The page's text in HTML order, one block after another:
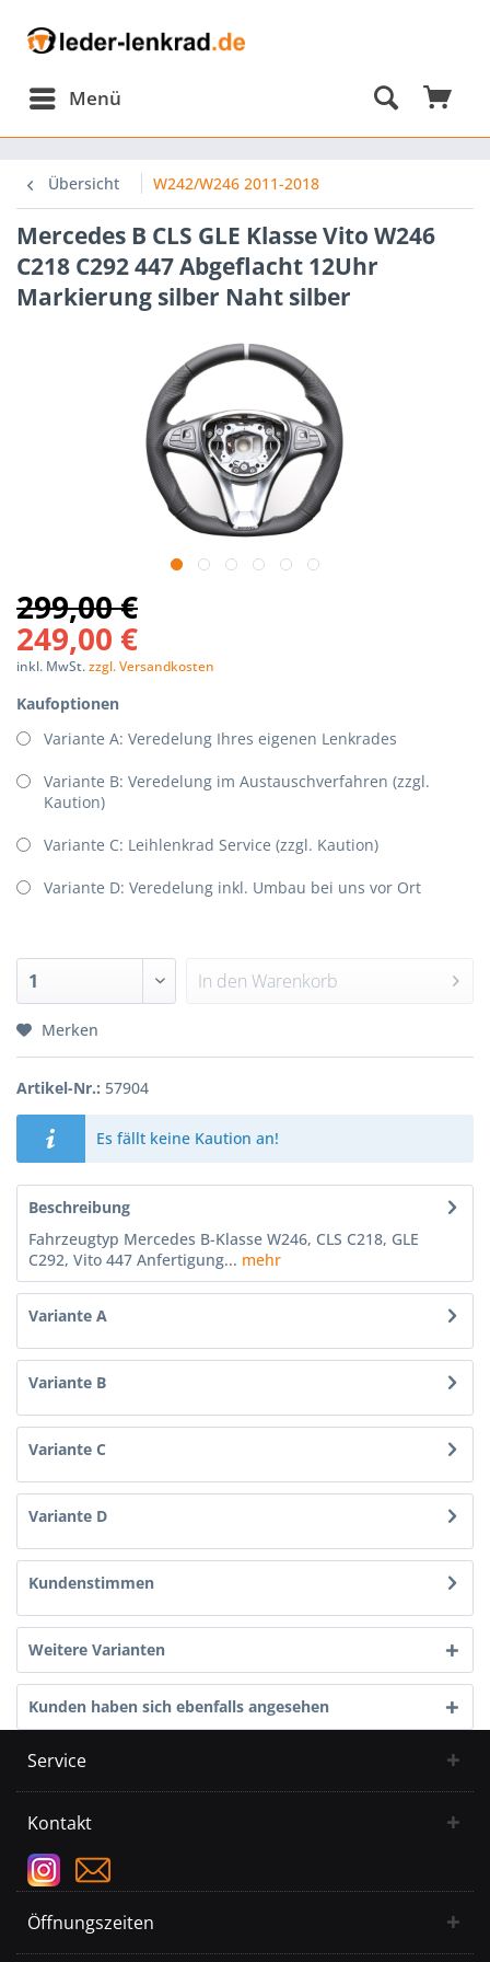
Menü
Übersicht W242/W246 2011-2018
Mercedes B CLS GLE Klasse Vito W246
C218 C292 447 Abgeflacht 12Uhr
Markierung silber Naht silber
299,00 €
249,00 €
inkl. MwSt.zzgl. Versandkosten
Kaufoptionen
Variante A: Veredelung Ihres eigenen Lenkrades
Variante B: Veredelung im Austauschverfahren (zzgl.
Kaution)
Variante C: Leihlenkrad Service (zzgl. Kaution)
Variante D: Veredelung inkl. Umbau bei uns vor Ort
In den Warenkorb
Merken
Artikel-Nr.: 57904
Es fällt keine Kaution an!
Beschreibung
Fahrzeugtyp Mercedes B-Klasse W246, CLS C218, GLE
C292, Vito 447 Anfertigung... mehr
Variante A
Variante B
Variante C
Variante D
Kundenstimmen
Weitere Varianten
Kunden haben sich ebenfalls angesehen
Service
Kontakt
Öffnungszeiten